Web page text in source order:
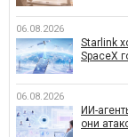
06.08.2026
Starlink
SpaceX
06.08.2026
ИИ-
они